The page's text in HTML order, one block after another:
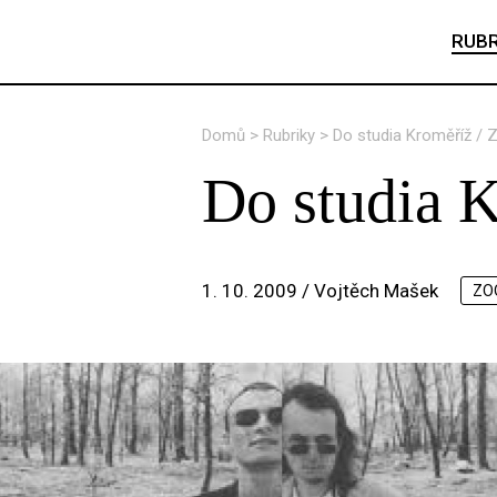
Domů > Rubriky > Do studia Kroměříž /
Do studia
1. 10. 2009 / Vojtěch Mašek